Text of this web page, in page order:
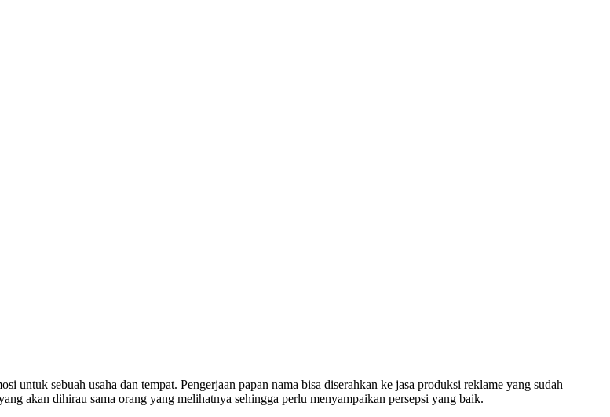
untuk sebuah usaha dan tempat. Pengerjaan papan nama bisa diserahkan ke jasa produksi reklame yang sudah
akan dihirau sama orang yang melihatnya sehingga perlu menyampaikan persepsi yang baik.